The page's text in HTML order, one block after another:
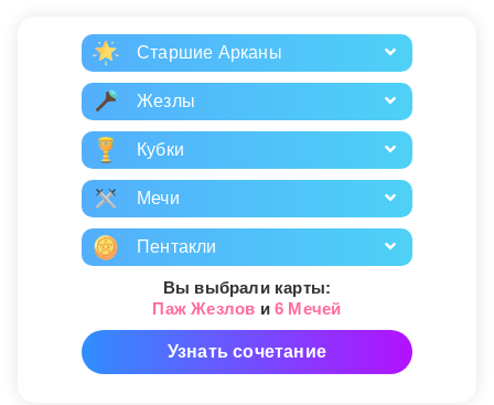
Старшие Арканы
Жезлы
Кубки
Мечи
Пентакли
Вы выбрали карты:
Паж Жезлов и6 Мечей
Узнать сочетание